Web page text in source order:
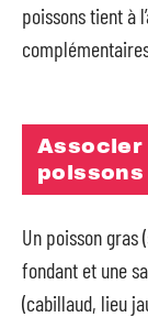
poissons tient à
Associer
Un poisson gras
fondant et une
(cabillaud, lieu